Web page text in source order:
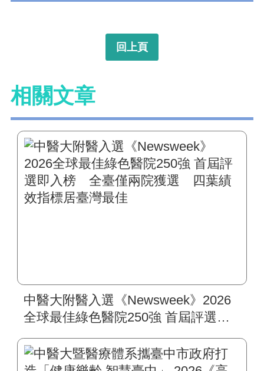
回上頁
相關文章
中醫大附醫入選《Newsweek》2026
全球最佳綠色醫院250強 首屆評選即
標居臺灣最佳